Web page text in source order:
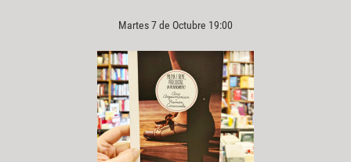
Martes 7 de Octubre 19:00